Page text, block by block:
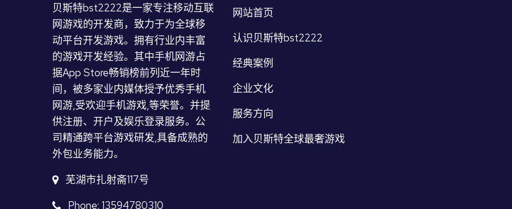
贝斯特bst2222是一家专注移动互联
网游戏的开发商，致力于为全球移
动平台开发游戏。拥有行业内丰富
的游戏开发经验。其中手机网游占
据App Store畅销榜前列近一年时
间，被多家业内媒体授予优秀手机
网游,受欢迎手机游戏,等荣誉。并提
供注册、开户及娱乐登录服务。公
司精通跨平台游戏研发,具备成熟的
外包业务能力。
芜湖市扎射斋117号
Phone: 13594780310
网站首页
认识贝斯特bst2222
经典案例
企业文化
服务方向
加入贝斯特全球最奢游戏